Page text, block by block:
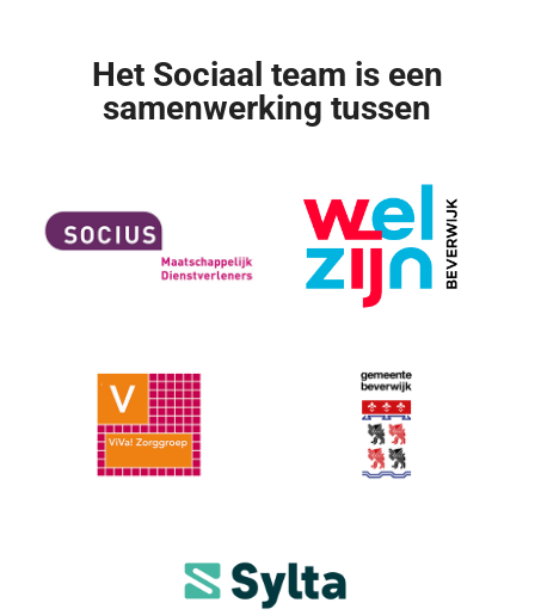
Het Sociaal team is een
samenwerking tussen